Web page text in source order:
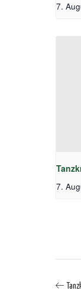
7.
7.